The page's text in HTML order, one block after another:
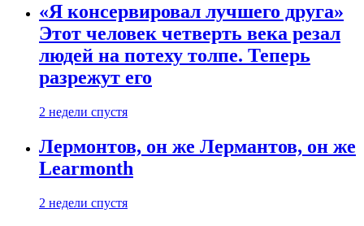
«Я консервировал лучшего друга»
Этот человек четверть века резал
людей на потеху толпе. Теперь
разрежут его
2 недели спустя
Лермонтов, он же Лермантов, он же
Learmonth
2 недели спустя